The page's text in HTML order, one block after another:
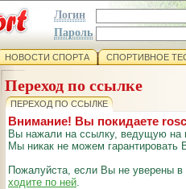
Логин
Пароль
НОВОСТИ СПОРТА СПОРТИВНОЕ
Переход по ссылке
ПЕРЕХОД ПО ССЫЛКЕ
Внимание! Вы покидаете
Вы нажали на ссылку, ведущую на
Мы никак не можем гарантировать
Пожалуйста, если Вы не уверены
ходите по ней.